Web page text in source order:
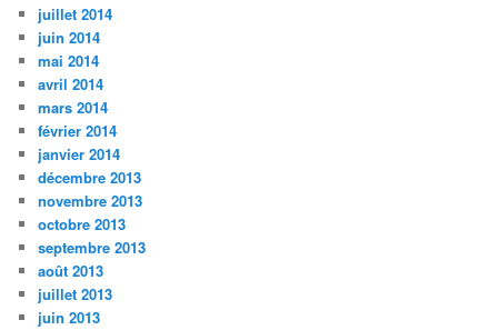
juillet 2014
juin 2014
mai 2014
avril 2014
mars 2014
février 2014
janvier 2014
décembre 2013
novembre 2013
octobre 2013
septembre 2013
août 2013
juillet 2013
juin 2013